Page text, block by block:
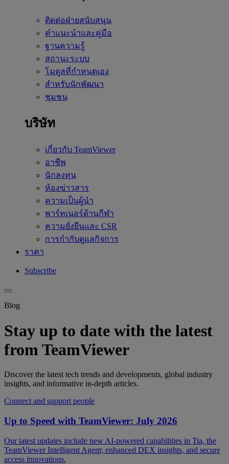
ติดต่อฝ่ายสนับสนุน
คำแนะนำและคู่มือ
ฐานความรู้
สถานะระบบ
โมดูลที่กำหนดเอง
สำหรับนักพัฒนา
ชุมชน
บริษัท
เกี่ยวกับ TeamViewer
อาชีพ
นักลงทุน
ห้องข่าวสาร
ความเป็นผู้นำ
พาร์ทเนอร์ด้านกีฬา
ความยั่งยืนและ CSR
การกำกับดูแลกิจการ
ราคา
Subscribe
Blog
Stay up to date with the latest
from TeamViewer
Discover the latest tech trends and developments, global industry
insights, and informative in-depth articles.
Connect and support people
Up to Speed with TeamViewer: July 2026
Our latest updates include new AI-powered capabilities in Tia, the
TeamViewer Intelligent Agent; enhanced DEX insights, and secure
access innovations.